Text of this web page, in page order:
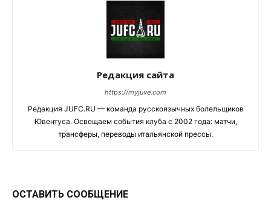
Редакция сайта
https://myjuve.com
Редакция JUFC.RU — команда русскоязычных болельщиков
Ювентуса. Освещаем события клуба с 2002 года: матчи,
трансферы, переводы итальянской прессы.
ОСТАВИТЬ СООБЩЕНИЕ